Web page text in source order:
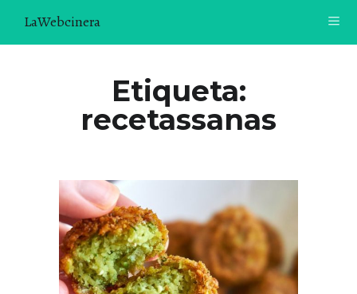
LaWebcinera
VIDEORECETAS
SOBRE MÍ
¿TE GUSTARÍA UNIRTE A NUESTRA AVENTURA GASTRON
ÓMICA?
ÚNETE A LA NEWSLETTER
RECOMENDACIONES
Etiqueta:
recetassanas